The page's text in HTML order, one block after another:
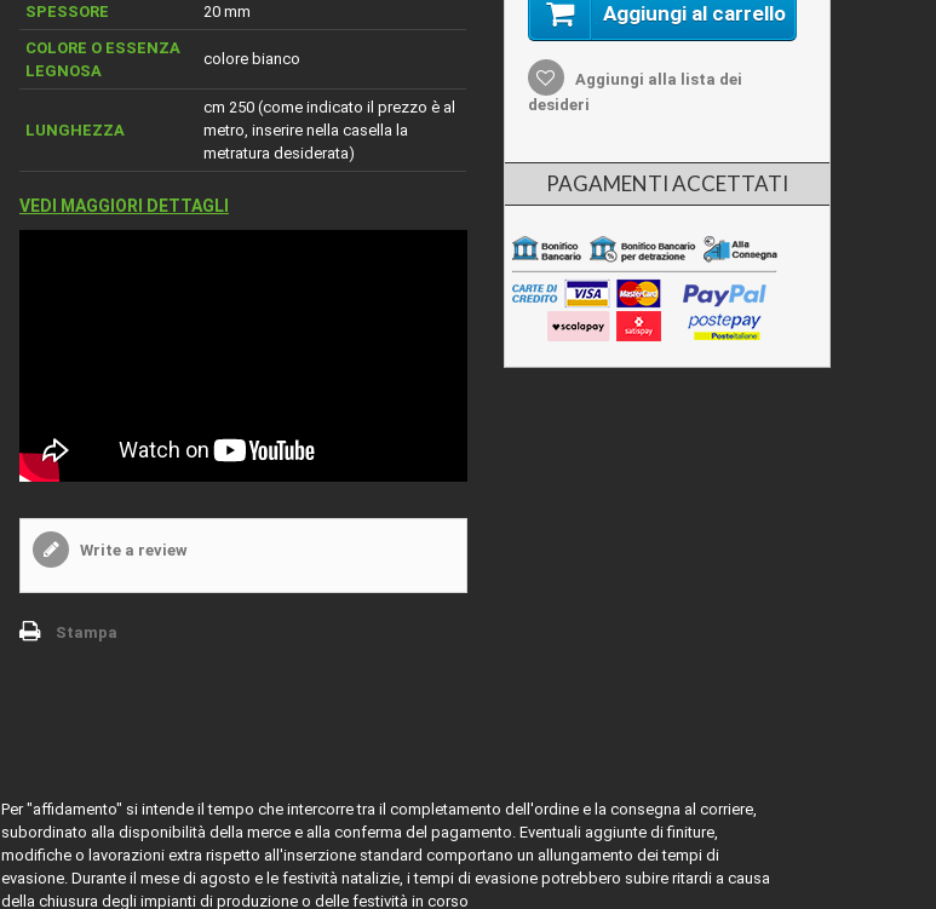
SPESSORE
20 mm
COLORE O ESSENZA
LEGNOSA
colore bianco
LUNGHEZZA
cm 250 (come indicato il prezzo è al
metro, inserire nella casella la
metratura desiderata)
VEDI MAGGIORI DETTAGLI
Write a review
Stampa
Aggiungi al carrello
Aggiungi alla lista dei
desideri
PAGAMENTI ACCETTATI
Per "affidamento" si intende il tempo che intercorre tra il completamento dell'ordine e la consegna al corriere,
subordinato alla disponibilità della merce e alla conferma del pagamento. Eventuali aggiunte di finiture,
modifiche o lavorazioni extra rispetto all'inserzione standard comportano un allungamento dei tempi di
evasione. Durante il mese di agosto e le festività natalizie, i tempi di evasione potrebbero subire ritardi a causa
della chiusura degli impianti di produzione o delle festività in corso